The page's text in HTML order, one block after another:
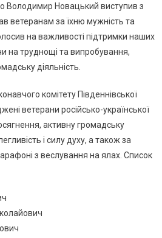
Володимир Новацький виступив з
ветеранам за їхню мужність та
на важливості підтримки наших
на труднощі та випробування,
діяльність.
комітету Південнівської
ветерани російсько-української
активну громадську
і силу духу, а також за
з веслування на ялах. Список